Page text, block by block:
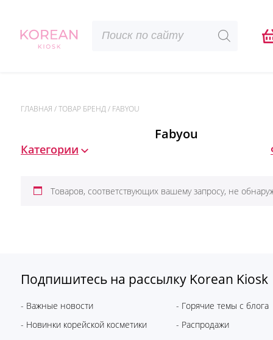
товаров
ГЛАВНАЯ /ТОВАР БРЕНД/ FABYOU
Fabyou
Категории
Товаров, соответствующих вашему запросу, не
Подпишитесь на рассылку Korean Kiosk
- Важные новости
- Горячие темы с блога
- Новинки корейской косметики
- Распродажи